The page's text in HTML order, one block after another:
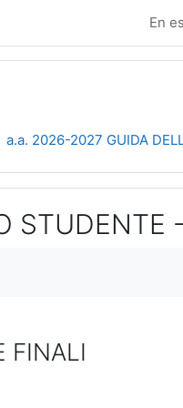
En
a.a. 2026-2027 GUIDA
STUDENTE
FINALI